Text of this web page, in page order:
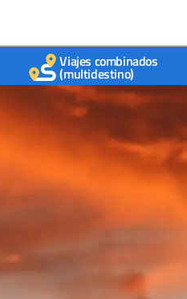
Viajes combinados
(multidestino)